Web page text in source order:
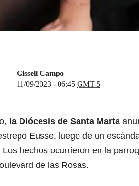
Gissell Campo
11/09/2023 - 06:45 GMT-5
la Diócesis de Santa Marta
Eusse, luego de un
hechos ocurrieron en la
de las Rosas.